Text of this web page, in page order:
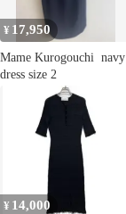
¥ 17,950
Mame Kurogouchi ￼ navy
dress size 2
¥ 14,000